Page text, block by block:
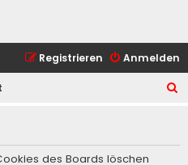
Anmelden
Registrieren
h
des Boards löschen